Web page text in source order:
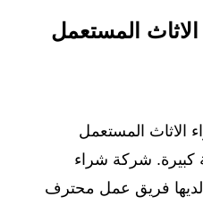
المستعمل
المستعمل
كبيرة. شركة شراء
لديها فريق عمل محترف